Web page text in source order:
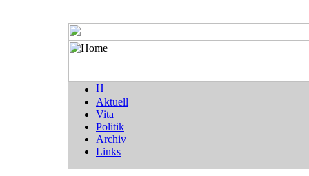
Aktuell
Vita
Politik
Archiv
Links